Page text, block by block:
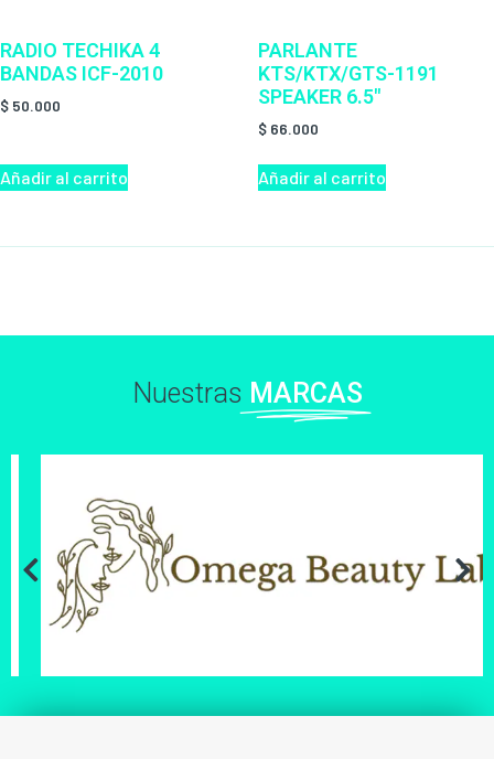
RADIO TECHIKA 4
BANDAS ICF-2010
$ 50.000
Añadir al carrito
PARLANTE
KTS/KTX/GTS-1191
SPEAKER 6.5″
$ 66.000
Añadir al carrito
Nuestras MARCAS